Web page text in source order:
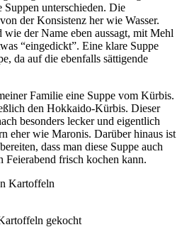
Suppen unterschieden. Die
der Konsistenz her wie Wasser.
der Name eben aussagt, mit Mehl
“eingedickt”. Eine klare Suppe
da auf die ebenfalls sättigende
Familie eine Suppe vom Kürbis.
den Hokkaido-Kürbis. Dieser
besonders lecker und eigentlich
eher wie Maronis. Darüber hinaus ist
dass man diese Suppe auch
Feierabend frisch kochen kann.
gekocht